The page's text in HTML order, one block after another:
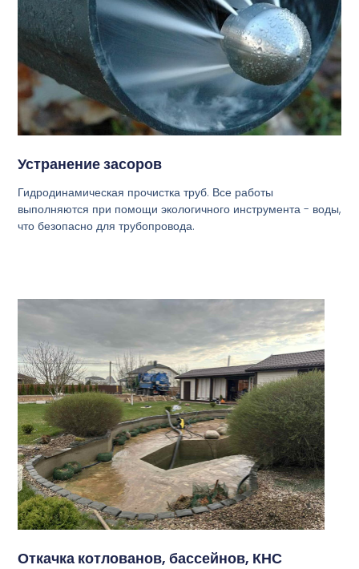
Устранение засоров
Гидродинамическая прочистка труб. Все работы
выполняются при помощи экологичного инструмента - воды,
что безопасно для трубопровода.
Откачка котлованов, бассейнов, КНС